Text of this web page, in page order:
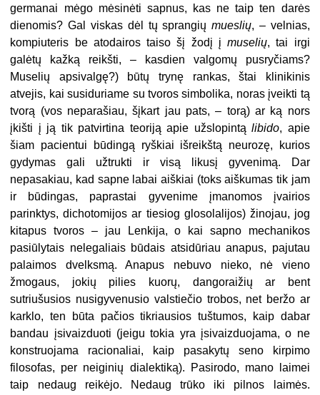
germanai mėgo mėsinėti sapnus, kas ne taip ten darės
dienomis? Gal viskas dėl tų sprangiųmueslių, – velnias,
kompiuteris be atodairos taiso šį žodį įmuselių, tai irgi
galėtų kažką reikšti, – kasdien valgomų pusryčiams?
Muselių apsivalgę?) būtų trynę rankas, štai klinikinis
atvejis, kai susiduriame su tvoros simbolika, noras įveikti tą
tvorą (vos neparašiau, šįkart jau pats, – torą) ar ką nors
įkišti į ją tik patvirtina teoriją apie užslopintąlibido, apie
šiam pacientui būdingą ryškiai išreikštą neurozę, kurios
gydymas gali užtrukti ir visą likusį gyvenimą. Dar
nepasakiau, kad sapne labai aiškiai (toks aiškumas tik jam
ir būdingas, paprastai gyvenime įmanomos įvairios
parinktys, dichotomijos ar tiesiog glosolalijos) žinojau, jog
kitapus tvoros – jau Lenkija, o kai sapno mechanikos
pasiūlytais nelegaliais būdais atsidūriau anapus, pajutau
palaimos dvelksmą. Anapus nebuvo nieko, nė vieno
žmogaus, jokių pilies kuorų, dangoraižių ar bent
sutriušusios nusigyvenusio valstiečio trobos, net beržo ar
karklo, ten būta pačios tikriausios tuštumos, kaip dabar
bandau įsivaizduoti (jeigu tokia yra įsivaizduojama, o ne
konstruojama racionaliai, kaip pasakytų seno kirpimo
filosofas, per neiginių dialektiką). Pasirodo, mano laimei
taip nedaug reikėjo. Nedaug trūko iki pilnos laimės.